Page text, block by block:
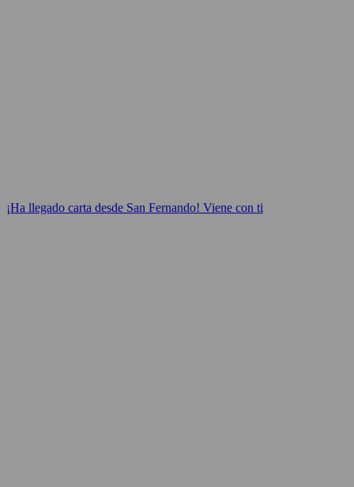
¡Ha llegado carta desde San Fernando! Viene con ti